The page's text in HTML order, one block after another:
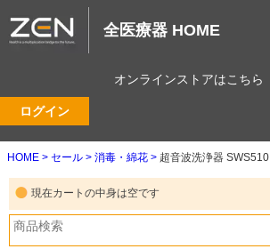
全医療器 HOME
オンラインストアはこちら
ログイン
HOME セール 消毒・綿花 超音波洗浄器 SWS510
現在カートの中身は空です